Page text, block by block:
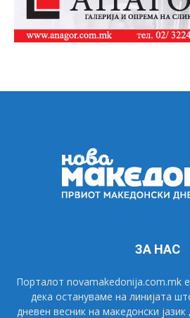
ЗА НАС
Порталот novamakedonija.com.mk
дека остануваме на линијата
дневен весник на македонски